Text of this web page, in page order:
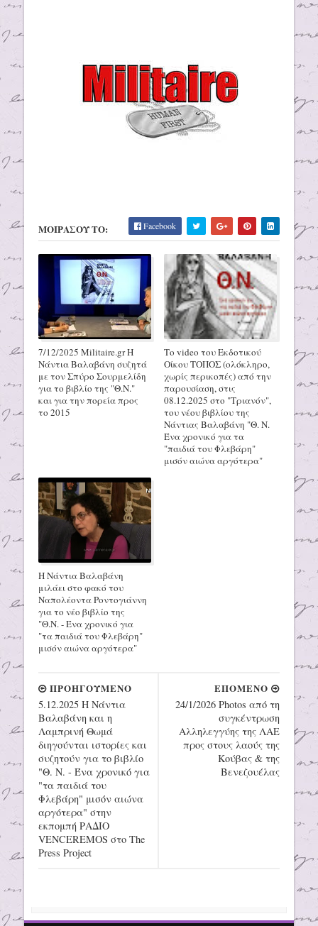
ΜΟΙΡΑΣΟΥ ΤΟ: Facebook
7/12/2025 Militaire.gr H
Νάντια Βαλαβάνη συζητά
με τον Σπύρο Σουρμελίδη
για το βιβλίο της "Θ.Ν."
και για την πορεία προς
το 2015
Το video του Εκδοτικού
Οίκου ΤΟΠΟΣ (ολόκληρο,
χωρίς περικοπές) από την
παρουσίαση, στις
08.12.2025 στο "Τριανόν",
του νέου βιβλίου της
Νάντιας Βαλαβάνη "Θ. Ν.
Ένα χρονικό για τα
"παιδιά του Φλεβάρη"
μισόν αιώνα αργότερα"
Η Νάντια Βαλαβάνη
μιλάει στο φακό του
Ναπολέοντα Ροντογιάννη
για το νέο βιβλίο της
"Θ.Ν. - Ένα χρονικό για
"τα παιδιά του Φλεβάρη"
μισόν αιώνα αργότερα"
ΕΠΟΜΕΝΟ
24/1/2026 Photos από τη
συγκέντρωση
Αλληλεγγύης της ΛΑΕ
προς στους λαούς της
Κούβας & της
Βενεζουέλας
ΠΡΟΗΓΟΥΜΕΝΟ
5.12.2025 H Νάντια
Βαλαβάνη και η
Λαμπρινή Θωμά
διηγούνται ιστορίες και
συζητούν για το βιβλίο
"Θ. Ν. - Ένα χρονικό για
"τα παιδιά του
Φλεβάρη" μισόν αιώνα
αργότερα" στην
εκπομπή ΡΑΔΙΟ
VENCEREMOS στο The
Press Project